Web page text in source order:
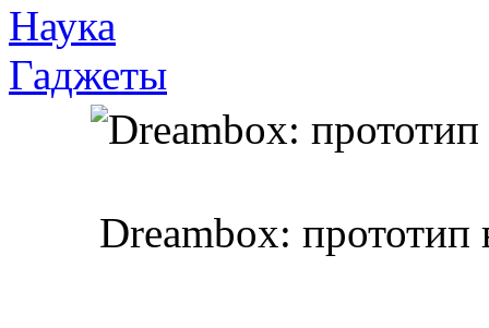
Наука
Гаджеты
Dreambox: прототип